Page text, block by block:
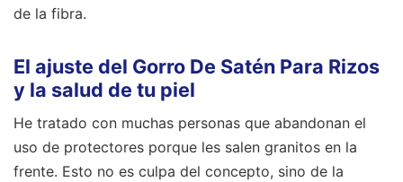
de la fibra.
El ajuste del Gorro De Satén Para Rizos
y la salud de tu piel
He tratado con muchas personas que abandonan el
uso de protectores porque les salen granitos en la
frente. Esto no es culpa del concepto, sino de la